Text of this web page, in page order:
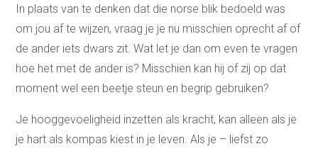
In plaats van te denken dat die norse blik bedoeld was
om jou af te wijzen, vraag je je nu misschien oprecht af of
de ander iets dwars zit. Wat let je dan om even te vragen
hoe het met de ander is? Misschien kan hij of zij op dat
moment wel een beetje steun en begrip gebruiken?
Je hooggevoeligheid inzetten als kracht, kan alleen als je
je hart als kompas kiest in je leven. Als je – liefst zo